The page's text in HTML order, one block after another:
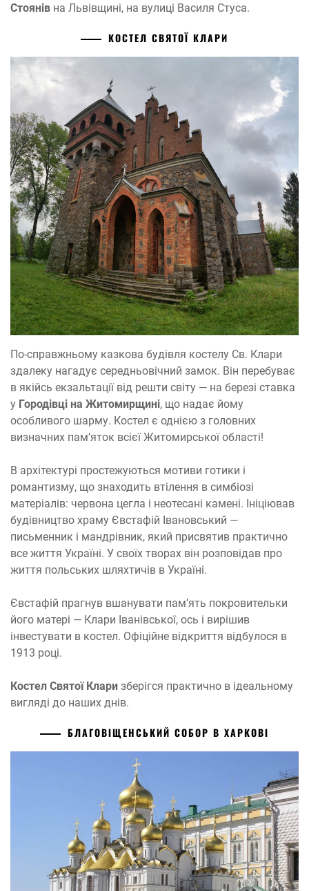
Стоянів на Львівщині, на вулиці Василя Стуса.
КОСТЕЛ СВЯТОЇ КЛАРИ
По-справжньому казкова будівля костелу Св. Клари
здалеку нагадує середньовічний замок. Він перебуває
в якійсь екзальтації від решти світу — на березі ставка
у Городівці на Житомирщині, що надає йому
особливого шарму. Костел є однією з головних
визначних пам’яток всієї Житомирської області!
В архітектурі простежуються мотиви готики і
романтизму, що знаходить втілення в симбіозі
матеріалів: червона цегла і неотесані камені. Ініціював
будівництво храму Євстафій Івановський —
письменник і мандрівник, який присвятив практично
все життя Україні. У своїх творах він розповідав про
життя польських шляхтичів в Україні.
Євстафій прагнув вшанувати пам’ять покровительки
його матері — Клари Іванівської, ось і вирішив
інвестувати в костел. Офіційне відкриття відбулося в
1913 році.
Костел Святої Клари зберігся практично в ідеальному
вигляді до наших днів.
БЛАГОВІЩЕНСЬКИЙ СОБОР В ХАРКОВІ